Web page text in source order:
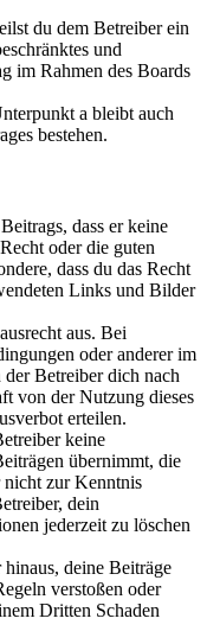
du dem Betreiber ein
und
im Rahmen des Boards
a bleibt auch
bestehen.
dass er keine
oder die guten
dass du das Recht
Links und Bilder
aus. Bei
oder anderer im
Betreiber dich nach
von der Nutzung dieses
erteilen.
keine
übernimmt, die
nicht zur Kenntnis
dein
jederzeit zu löschen
deine Beiträge
verstoßen oder
Dritten Schaden